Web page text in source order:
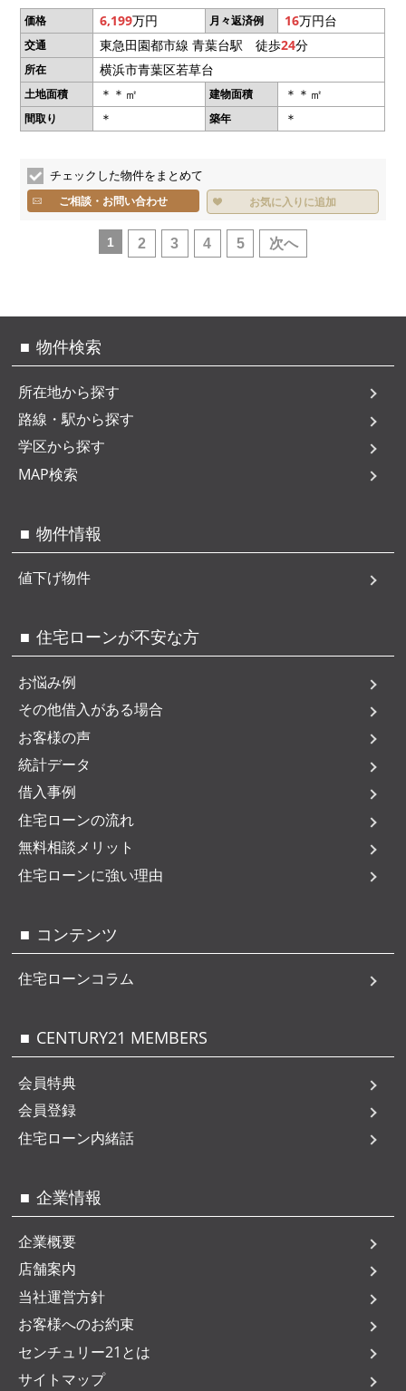
価格 6,199万円 月々返済例 16万円台
交通 東急田園都市線 青葉台駅 徒歩24分
所在 横浜市青葉区若草台
土地面積 ＊＊㎡ 建物面積 ＊＊㎡
間取り ＊ 築年 ＊
チェックした物件をまとめて
ご相談・お問い合わせ お気に入りに追加
1 2 3 4 5 次へ
物件検索
所在地から探す
路線・駅から探す
学区から探す
MAP検索
物件情報
値下げ物件
住宅ローンが不安な方
お悩み例
その他借入がある場合
お客様の声
統計データ
借入事例
住宅ローンの流れ
無料相談メリット
住宅ローンに強い理由
コンテンツ
住宅ローンコラム
CENTURY21 MEMBERS
会員特典
会員登録
住宅ローン内緒話
企業情報
企業概要
店舗案内
当社運営方針
お客様へのお約束
センチュリー21とは
サイトマップ